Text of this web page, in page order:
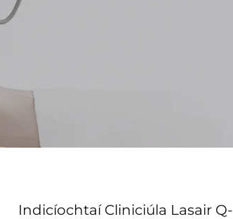
Indicíochtaí Cliniciúla Lasair Q-